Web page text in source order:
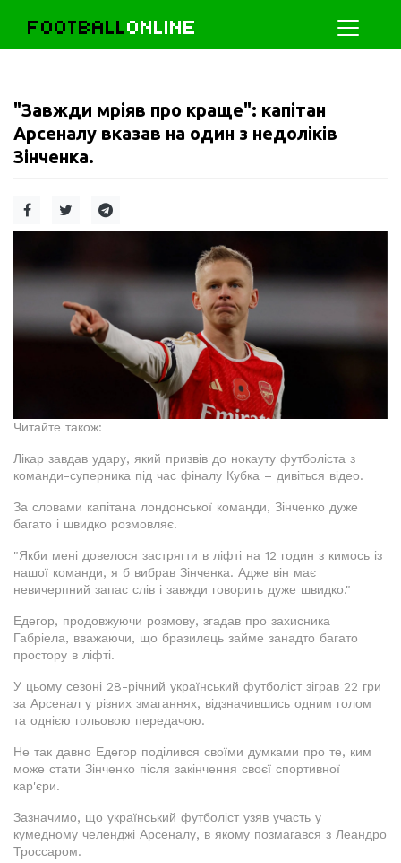
FOOTBALLONLINE
"Завжди мріяв про краще": капітан
Арсеналу вказав на один з недоліків
Зінченка.
Читайте також:
Лікар завдав удару, який призвів до нокауту футболіста з
команди-суперника під час фіналу Кубка – дивіться відео.
За словами капітана лондонської команди, Зінченко дуже
багато і швидко розмовляє.
"Якби мені довелося застрягти в ліфті на 12 годин з кимось із
нашої команди, я б вибрав Зінченка. Адже він має
невичерпний запас слів і завжди говорить дуже швидко."
Едегор, продовжуючи розмову, згадав про захисника
Габріела, вважаючи, що бразилець займе занадто багато
простору в ліфті.
У цьому сезоні 28-річний український футболіст зіграв 22 гри
за Арсенал у різних змаганнях, відзначившись одним голом
та однією гольовою передачою.
Не так давно Едегор поділився своїми думками про те, ким
може стати Зінченко після закінчення своєї спортивної
кар'єри.
Зазначимо, що український футболіст узяв участь у
кумедному челенджі Арсеналу, в якому позмагався з Леандро
Троссаром.